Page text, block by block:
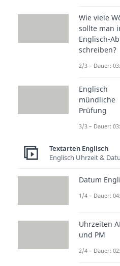
zum
been
haben
wenn du
Wie viele
sollte man
Englisch-
schreiben?
2/3 – Dauer:
Englisch
mündliche
Prüfung
3/3 – Dauer:
Textarten Englisch
Englisch Uhrzeit &
Datum
1/4 – Dauer:
Uhrzeiten
und PM
2/4 – Dauer: